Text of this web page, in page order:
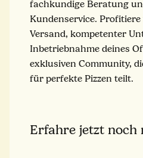
fachkundige Beratung
Kundenservice.
Versand, kompetenter
Inbetriebnahme deines
exklusiven Community,
für perfekte Pizzen teilt.
Erfahre jetzt noch